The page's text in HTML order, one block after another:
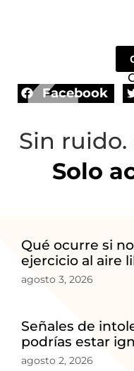
2
Facebook
Sin ruido.
Solo
Qué ocurre si
ejercicio al aire
agosto 3, 2026
Señales de
podrías estar
agosto 2, 2026